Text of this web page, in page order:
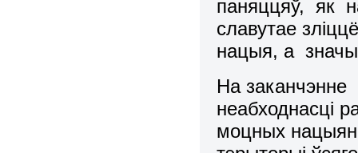
паняццяў, як
славутае
нацыя, а
На
неабходнасцi
моцных